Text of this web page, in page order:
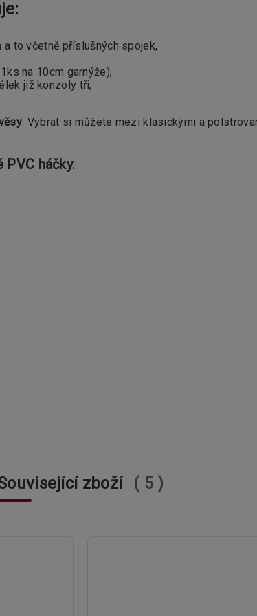
a to včetně příslušných spojek,
na 10cm garnýže),
již konzoly tři,
. Vybrat si můžete mezi klasickými a
háčky.
zboží 5